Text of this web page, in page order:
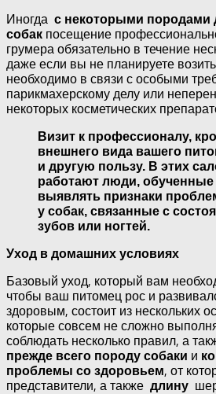
Иногда с некоторыми
собак посещение
грумера обязательно в течение
даже если вы не планируете
необходимо в связи с особыми
парикмахерскому делу или
некоторых косметических
Визит к профессионалу,
внешнего вида вашего
и другую пользу. В этих
работают люди,
выявлять признаки
у собак, связанные с
зубов или ногтей.
Уход в домашних условиях
Базовый уход, который вам
чтобы ваш питомец рос и
здоровым, состоит из нескольких
которые совсем не сложно
соблюдать несколько правил, а
прежде всего породу собаки и
проблемы со здоровьем, от
представители, а также длину